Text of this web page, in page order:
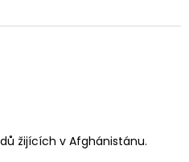
žijících v Afghánistánu.